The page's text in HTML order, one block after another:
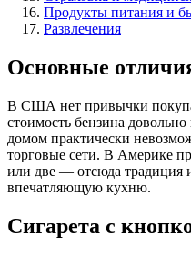
Продукты питания и
Развлечения
Основные
В США нет привычки
стоимость бензина
домом практически
торговые сети. В Америке
или две — отсюда традиция
впечатляющую кухню.
Сигарета с